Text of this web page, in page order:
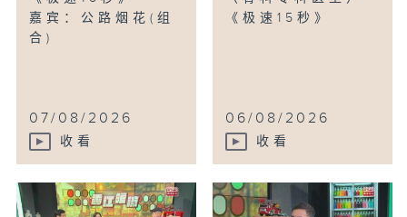
嘉宾：公路烟花(组
合)
07/08/2026
收看
《极速15秒》
06/08/2026
收看